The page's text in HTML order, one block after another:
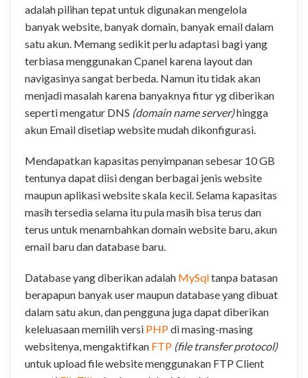
adalah pilihan tepat untuk digunakan mengelola
banyak website, banyak domain, banyak email dalam
satu akun. Memang sedikit perlu adaptasi bagi yang
terbiasa menggunakan Cpanel karena layout dan
navigasinya sangat berbeda. Namun itu tidak akan
menjadi masalah karena banyaknya fitur yg diberikan
seperti mengatur DNS (domain name server)hingga
akun Email disetiap website mudah dikonfigurasi.
Mendapatkan kapasitas penyimpanan sebesar 10 GB
tentunya dapat diisi dengan berbagai jenis website
maupun aplikasi website skala kecil. Selama kapasitas
masih tersedia selama itu pula masih bisa terus dan
terus untuk menambahkan domain website baru, akun
email baru dan database baru.
Database yang diberikan adalah MySqltanpa batasan
berapapun banyak user maupun database yang dibuat
dalam satu akun, dan pengguna juga dapat diberikan
keleluasaan memilih versi PHPdi masing-masing
websitenya, mengaktifkan FTP (file transfer protocol)
untuk upload file website menggunakan FTP Client